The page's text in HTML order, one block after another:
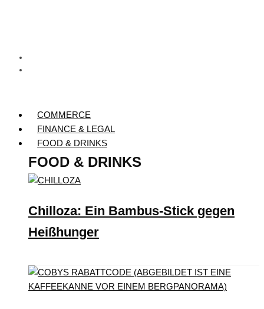
COMMERCE
FINANCE & LEGAL
FOOD & DRINKS
FOOD & DRINKS
Chilloza: Ein Bambus-Stick gegen
Heißhunger